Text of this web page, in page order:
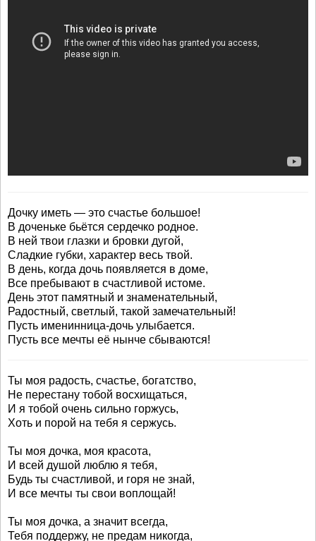
Дочку иметь — это счастье большое!
В доченьке бьётся сердечко родное.
В ней твои глазки и бровки дугой,
Сладкие губки, характер весь твой.
В день, когда дочь появляется в доме,
Все пребывают в счастливой истоме.
День этот памятный и знаменательный,
Радостный, светлый, такой замечательный!
Пусть именинница-дочь улыбается.
Пусть все мечты её нынче сбываются!
Ты моя радость, счастье, богатство,
Не перестану тобой восхищаться,
И я тобой очень сильно горжусь,
Хоть и порой на тебя я сержусь.
Ты моя дочка, моя красота,
И всей душой люблю я тебя,
Будь ты счастливой, и горя не знай,
И все мечты ты свои воплощай!
Ты моя дочка, а значит всегда,
Тебя поддержу, не предам никогда,